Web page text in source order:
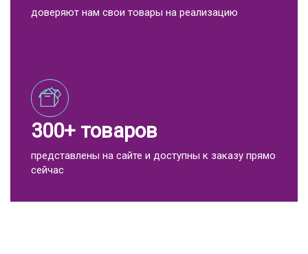
доверяют нам свои товары на реализацию
300+ товаров
представлены на сайте и доступны к заказу прямо
сейчас